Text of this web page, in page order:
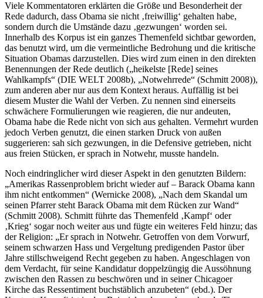
Viele Kommentatoren erklärten die Größe und Besonderheit der
Rede dadurch, dass Obama sie nicht ‚freiwillig‘ gehalten habe,
sondern durch die Umstände dazu ‚gezwungen‘ worden sei.
Innerhalb des Korpus ist ein ganzes Themenfeld sichtbar geworden,
das benutzt wird, um die vermeintliche Bedrohung und die kritische
Situation Obamas darzustellen. Dies wird zum einen in den direkten
Benennungen der Rede deutlich („heikelste [Rede] seines
Wahlkampfs“ (DIE WELT 2008b), „Notwehrrede“ (Schmitt 2008)),
zum anderen aber nur aus dem Kontext heraus. Auffällig ist bei
diesem Muster die Wahl der Verben. Zu nennen sind einerseits
schwächere Formulierungen wie reagieren, die nur andeuten,
Obama habe die Rede nicht von sich aus gehalten. Vermehrt wurden
jedoch Verben genutzt, die einen starken Druck von außen
suggerieren: sah sich gezwungen, in die Defensive getrieben, nicht
aus freien Stücken, er sprach in Notwehr, musste handeln.
Noch eindringlicher wird dieser Aspekt in den genutzten Bildern:
„Amerikas Rassenproblem bricht wieder auf – Barack Obama kann
ihm nicht entkommen“ (Wernicke 2008), „Nach dem Skandal um
seinen Pfarrer steht Barack Obama mit dem Rücken zur Wand“
(Schmitt 2008). Schmitt führte das Themenfeld ‚Kampf‘ oder
‚Krieg‘ sogar noch weiter aus und fügte ein weiteres Feld hinzu; das
der Religion: „Er sprach in Notwehr. Getroffen von dem Vorwurf,
seinem schwarzen Hass und Vergeltung predigenden Pastor über
Jahre stillschweigend Recht gegeben zu haben. Angeschlagen von
dem Verdacht, für seine Kandidatur doppelzüngig die Aussöhnung
zwischen den Rassen zu beschwören und in seiner Chicagoer
Kirche das Ressentiment buchstäblich anzubeten“ (ebd.). Der